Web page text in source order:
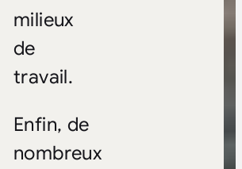
milieux
de
travail.
Enfin, de
nombreux